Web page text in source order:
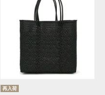
再入荷